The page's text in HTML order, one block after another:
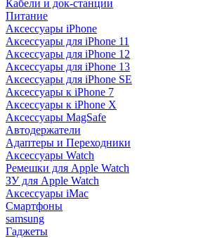
Кабели и док-станции
Питание
Аксессуары iPhone
Аксессуары для iPhone 11
Аксессуары для iPhone 12
Аксессуары для iPhone 13
Аксессуары для iPhone SE
Аксессуары к iPhone 7
Аксессуары к iPhone X
Аксессуары MagSafe
Автодержатели
Адаптеры и Переходники
Аксессуары Watch
Ремешки для Apple Watch
ЗУ для Apple Watch
Аксессуары iMac
Смартфоны
samsung
Гаджеты